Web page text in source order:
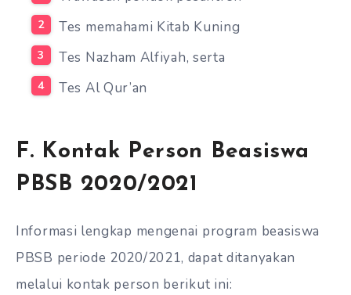
Tes memahami Kitab Kuning
Tes Nazham Alfiyah, serta
Tes Al Qur’an
F. Kontak Person Beasiswa
PBSB 2020/2021
Informasi lengkap mengenai program beasiswa
PBSB periode 2020/2021, dapat ditanyakan
melalui kontak person berikut ini: